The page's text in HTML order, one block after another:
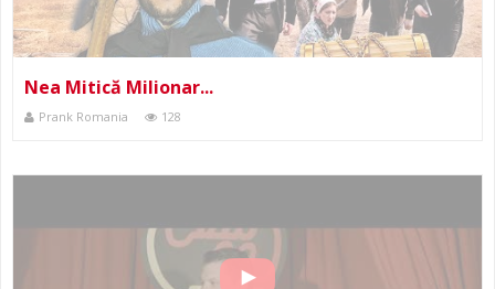
Nea Mitică Milionar...
Prank Romania 128